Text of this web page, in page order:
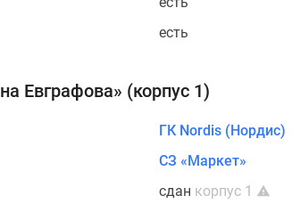
есть
Евграфова» (корпус 1)
ГК Nordis (Нордис)
СЗ «Маркет»
сдан корпус 1